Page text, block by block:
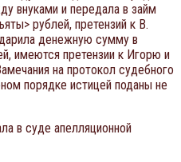
внуками и передала в займ
рублей, претензий к В.
денежную сумму в
имеются претензии к Игорю и
на протокол судебного
порядке истицей поданы не
в суде апелляционной